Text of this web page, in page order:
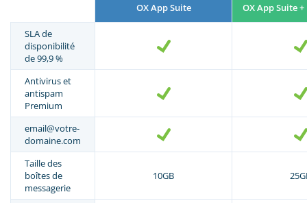
OX App Suite OX App Suite
SLA de
disponibilité
de 99,9 %
Antivirus et
antispam
Premium
email@votre-
domaine.com
Taille des
boîtes de
messagerie
10GB